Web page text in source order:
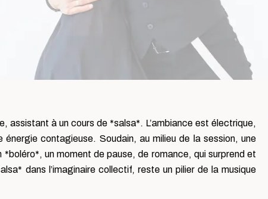
assistant à un cours de *salsa*. L’ambiance est électrique,
contagieuse. Soudain, au milieu de la session, une
un moment de pause, de romance, qui surprend et
dans l’imaginaire collectif, reste un pilier de la musique